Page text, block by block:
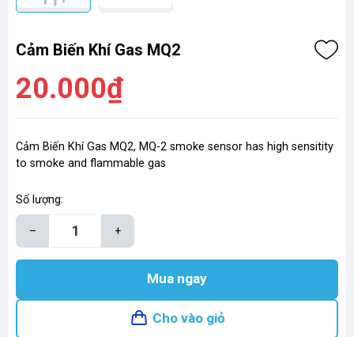
Cảm Biến Khí Gas MQ2
20.000₫
Cảm Biến Khí Gas MQ2, MQ-2 smoke sensor has high sensitity
to smoke and flammable gas
Số lượng:
– +
Mua ngay
Cho vào giỏ